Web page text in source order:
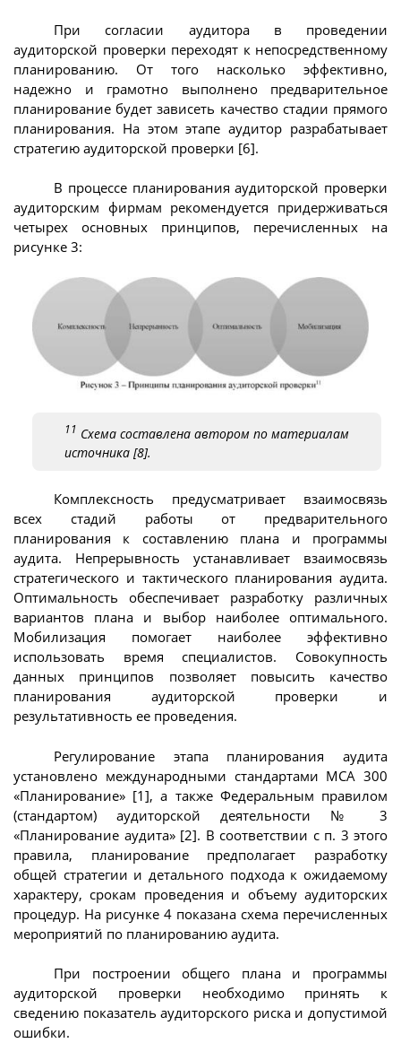
При согласии аудитора в проведении
аудиторской проверки переходят к непосредственному
планированию. От того насколько эффективно,
надежно и грамотно выполнено предварительное
планирование будет зависеть качество стадии прямого
планирования. На этом этапе аудитор разрабатывает
стратегию аудиторской проверки [6].
В процессе планирования аудиторской проверки
аудиторским фирмам рекомендуется придерживаться
четырех основных принципов, перечисленных на
рисунке 3:
11 Схема составлена автором по материалам
источника [8].
Комплексность предусматривает взаимосвязь
всех стадий работы от предварительного
планирования к составлению плана и программы
аудита. Непрерывность устанавливает взаимосвязь
стратегического и тактического планирования аудита.
Оптимальность обеспечивает разработку различных
вариантов плана и выбор наиболее оптимального.
Мобилизация помогает наиболее эффективно
использовать время специалистов. Совокупность
данных принципов позволяет повысить качество
планирования аудиторской проверки и
результативность ее проведения.
Регулирование этапа планирования аудита
установлено международными стандартами МСА 300
«Планирование» [1], а также Федеральным правилом
(стандартом) аудиторской деятельности № 3
«Планирование аудита» [2]. В соответствии с п. 3 этого
правила, планирование предполагает разработку
общей стратегии и детального подхода к ожидаемому
характеру, срокам проведения и объему аудиторских
процедур. На рисунке 4 показана схема перечисленных
мероприятий по планированию аудита.
При построении общего плана и программы
аудиторской проверки необходимо принять к
сведению показатель аудиторского риска и допустимой
ошибки.